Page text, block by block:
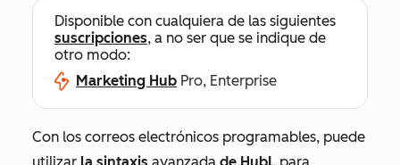
Disponible con cualquiera de las siguientes
suscripciones, a no ser que se indique de
otro modo:
Marketing Hub Pro, Enterprise
Con los correos electrónicos programables, puede